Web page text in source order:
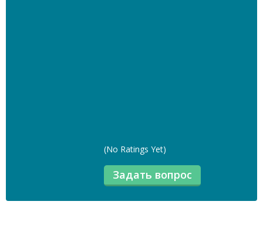
(No Ratings Yet)